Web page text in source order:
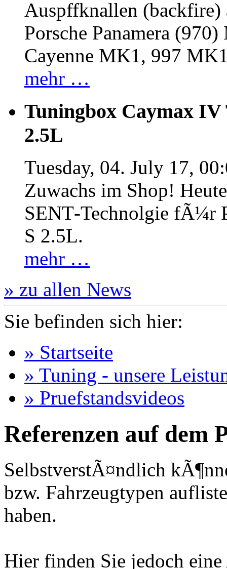
Auspffknallen
Porsche Panamera
Cayenne MK1, 997
mehr …
Tuningbox Caymax IV
2.5L
Tuesday, 04. July 17,
Zuwachs im Shop!
SENT‐Technolgie fÃ¼r
S 2.5L.
mehr …
» zu allen News
Sie befinden sich hier:
» Startseite
» Tuning - unsere
» Pruefstandsvideos
Referenzen auf dem
SelbstverstÃ¤ndlich
bzw. Fahrzeugtypen
haben.
Hier finden Sie jedoch